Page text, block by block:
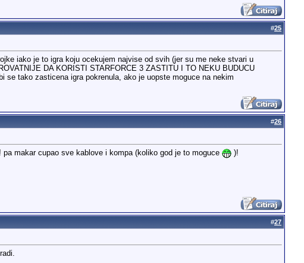
#25
iako je to igra koju ocekujem najvise od svih (jer su me neke stvari u
DA KORISTI STARFORCE 3 ZASTITU I TO NEKU BUDUCU
tako zasticena igra pokrenula, ako je uopste moguce na nekim
#26
makar cupao sve kablove i kompa (koliko god je to moguce )!
#27